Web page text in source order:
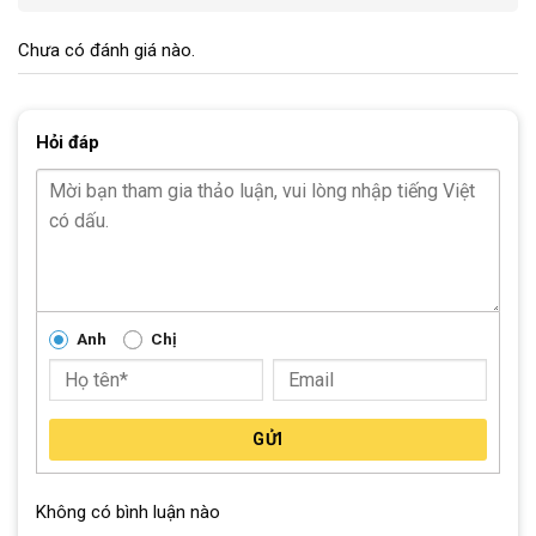
động lực học tiên tiến giúp giảm lực cản không khí.
Chưa có đánh giá nào.
Hỏi đáp
Anh Chị
GỬI
Không có bình luận nào